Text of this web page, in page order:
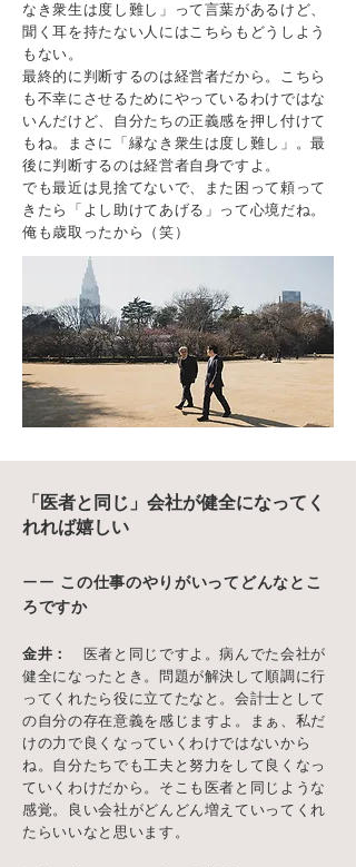
なき衆生は度し難し」って言葉があるけど、
聞く耳を持たない人にはこちらもどうしよう
もない。
最終的に判断するのは経営者だから。こちら
も不幸にさせるためにやっているわけではな
いんだけど、自分たちの正義感を押し付けて
もね。まさに「縁なき衆生は度し難し」。最
後に判断するのは経営者自身ですよ。
でも最近は見捨てないで、また困って頼って
きたら「よし助けてあげる」って心境だね。
俺も歳取ったから（笑）
「医者と同じ」会社が健全になってく
れれば嬉しい
ーー この仕事のやりがいってどんなとこ
ろですか
金井：
医者と同じですよ。病んでた会社が
健全になったとき。問題が解決して順調に行
ってくれたら役に立てたなと。会計士として
の自分の存在意義を感じますよ。まぁ、私だ
けの力で良くなっていくわけではないから
ね。自分たちでも工夫と努力をして良くなっ
ていくわけだから。そこも医者と同じような
感覚。良い会社がどんどん増えていってくれ
たらいいなと思います。